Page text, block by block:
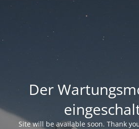
Der
Site will be available soon. Thank